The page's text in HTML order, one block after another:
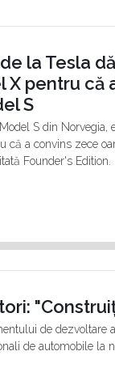
la Tesla
X pentru că
S
S din Norvegia,
că a convins zece
Founder's Edition.
de dezvoltare
de automobile la